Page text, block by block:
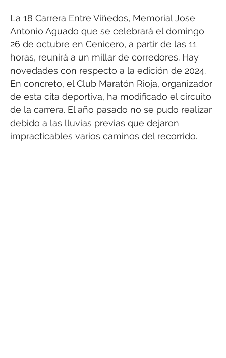
La 18 Carrera Entre Viñedos, Memorial Jose
Antonio Aguado que se celebrará el domingo
26 de octubre en Cenicero, a partir de las 11
horas, reunirá a un millar de corredores. Hay
novedades con respecto a la edición de 2024.
En concreto, el Club Maratón Rioja, organizador
de esta cita deportiva, ha modificado el circuito
de la carrera. El año pasado no se pudo realizar
debido a las lluvias previas que dejaron
impracticables varios caminos del recorrido.